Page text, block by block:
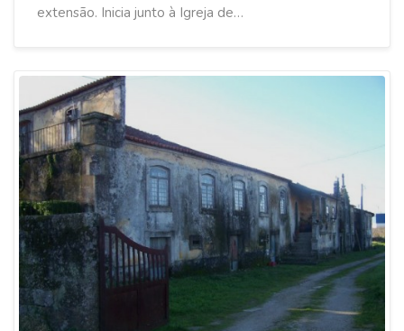
extensão. Inicia junto à Igreja de…